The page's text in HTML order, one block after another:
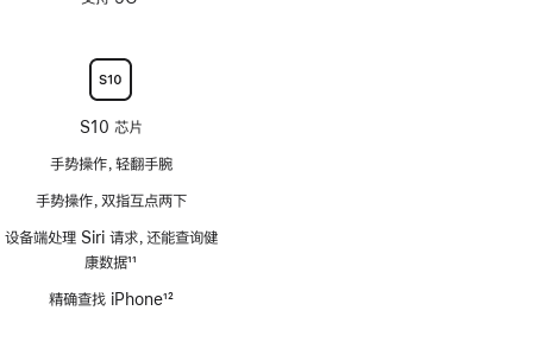
S10 芯片
手势操作，轻翻手腕
手势操作，双指互点两下
设备端处理 Siri 请求，还能查询健
康数据11
精确查找 iPhone12